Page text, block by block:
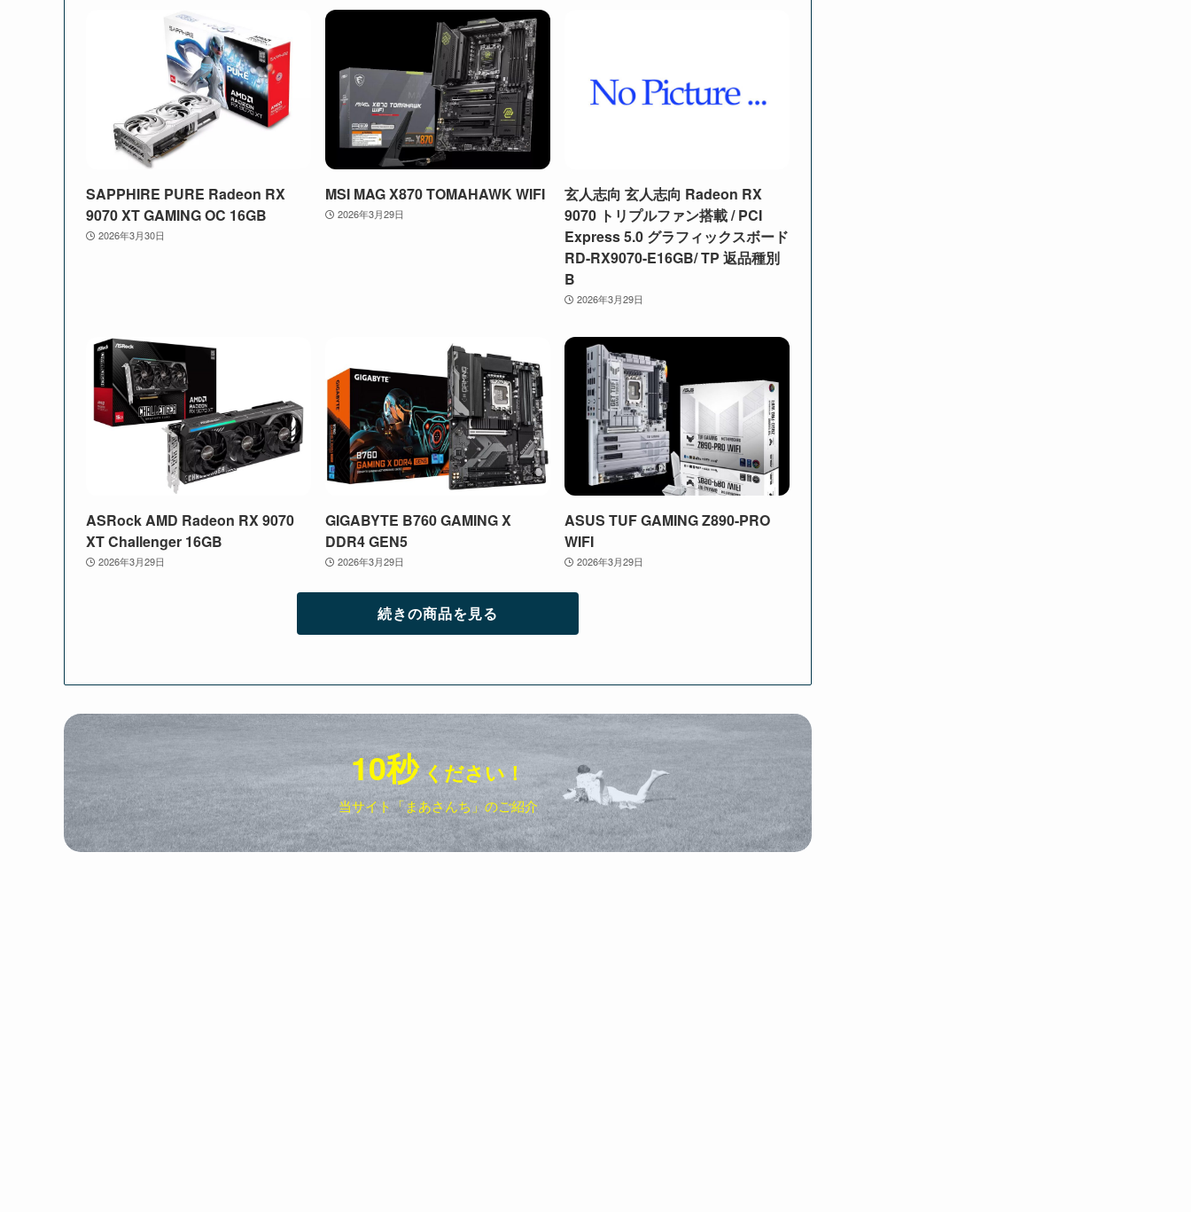
SAPPHIRE PURE Radeon RX
9070 XT GAMING OC 16GB
2026年3月30日
MSI MAG X870 TOMAHAWK WIFI
2026年3月29日
玄人志向 玄人志向 Radeon RX
9070 トリプルファン搭載 / PCI
Express 5.0 グラフィックスボード
RD-RX9070-E16GB/ TP 返品種別
B
2026年3月29日
ASRock AMD Radeon RX 9070
XT Challenger 16GB
2026年3月29日
GIGABYTE B760 GAMING X
DDR4 GEN5
2026年3月29日
ASUS TUF GAMING Z890-PRO
WIFI
2026年3月29日
続きの商品を見る
10秒ください！
当サイト「まあさんち」のご紹介